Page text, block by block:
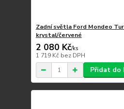
Zadní světla Ford Mondeo
krystal/červené
2 080 Kč/ks
1 719 Kč bez DPH
Přidat do